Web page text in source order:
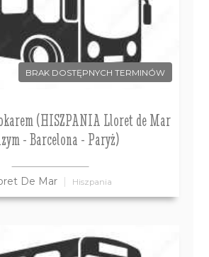
BRAK DOSTĘPNYCH TERMINÓW
(HISZPANIA Lloret de Mar
- Barcelona - Paryż)
De Mar Hiszpania